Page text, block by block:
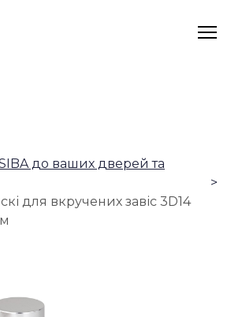
до ваших дверей та
для вкручених завіс 3D14